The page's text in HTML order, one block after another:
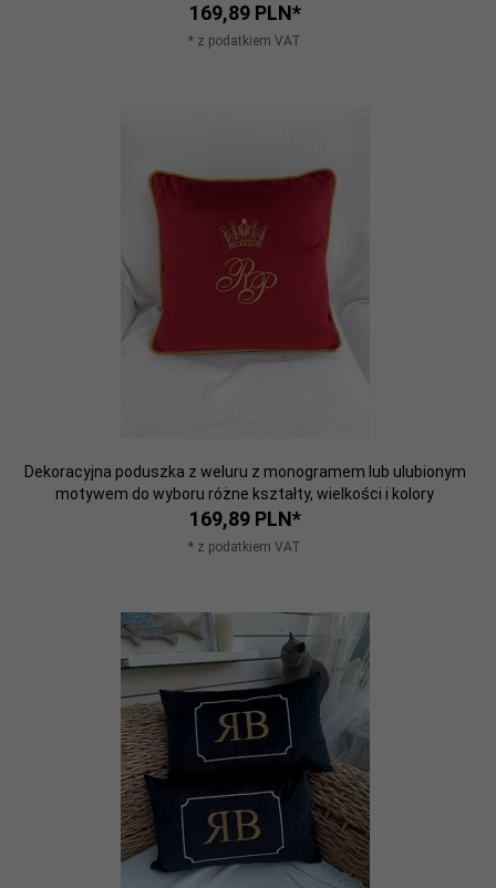
169,89 PLN*
* z podatkiem VAT
Dekoracyjna poduszka z weluru z monogramem lub ulubionym
motywem do wyboru różne kształty, wielkości i kolory
169,89 PLN*
* z podatkiem VAT